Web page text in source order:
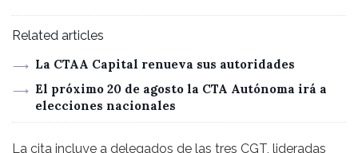
Related articles
La CTAA Capital renueva sus autoridades
El próximo 20 de agosto la CTA Autónoma irá a
elecciones nacionales
La cita incluye a delegados de las tres CGT, lideradas